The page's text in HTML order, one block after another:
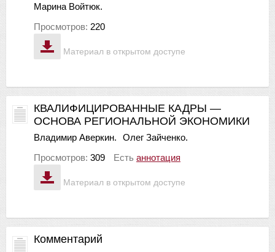
Материал в открытом доступе
Марина Войтюк.
Просмотров: 220
Материал в открытом доступе
КВАЛИФИЦИРОВАННЫЕ КАДРЫ —
ОСНОВА РЕГИОНАЛЬНОЙ ЭКОНОМИКИ
Владимир Аверкин.
Олег Зайченко.
Просмотров: 309 Есть аннотация
Комментарий